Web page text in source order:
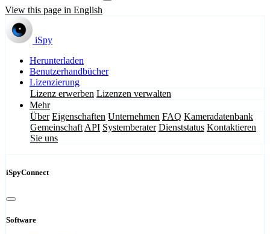
View this page in English
iSpy
Herunterladen
Benutzerhandbücher
Lizenzierung
Lizenz erwerben Lizenzen verwalten
Mehr
Über Eigenschaften Unternehmen FAQ Kameradatenbank
Gemeinschaft API Systemberater Dienststatus Kontaktieren
Sie uns
iSpyConnect
Software